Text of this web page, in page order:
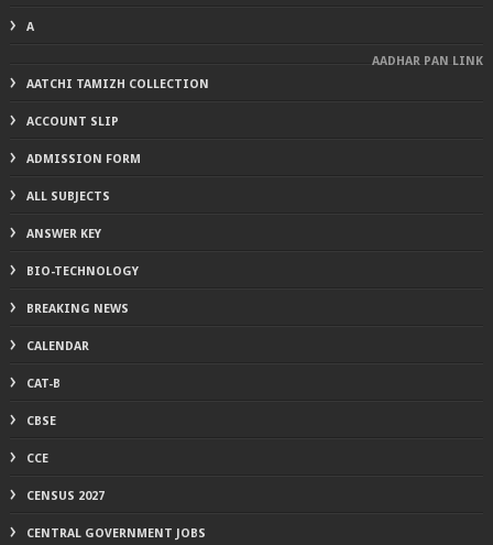
A
AADHAR PAN LINK
AATCHI TAMIZH COLLECTION
ACCOUNT SLIP
ADMISSION FORM
ALL SUBJECTS
ANSWER KEY
BIO-TECHNOLOGY
BREAKING NEWS
CALENDAR
CAT-B
CBSE
CCE
CENSUS 2027
CENTRAL GOVERNMENT JOBS